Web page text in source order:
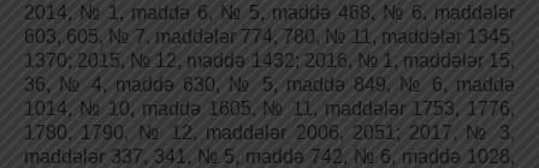
2014, № 1, maddə 6, № 5, maddə 468, № 6, maddələr
603, 605, № 7, maddələr 774, 780, № 11, maddələr 1345,
1370; 2015, № 12, maddə 1432; 2016, № 1, maddələr 15,
36, № 4, maddə 630, № 5, maddə 849, № 6, maddə
1014, № 10, maddə 1605, № 11, maddələr 1753, 1776,
1780, 1790, № 12, maddələr 2006, 2051; 2017, № 3,
maddələr 337, 341, № 5, maddə 742, № 6, maddə 1028,